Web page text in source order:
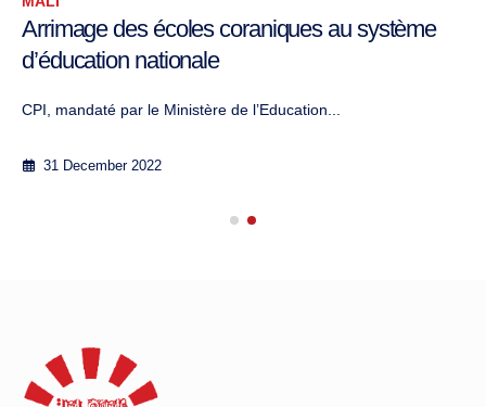
Arrimage des écoles coraniques au système
d’éducation nationale
CPI, mandaté par le Ministère de l’Education...
31 December 2022